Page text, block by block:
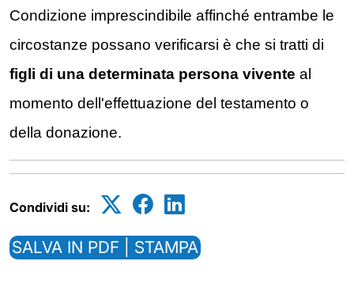
Condizione imprescindibile affinché entrambe le
circostanze possano verificarsi è che si tratti di
figli di una determinata persona vivente al
momento dell'effettuazione del testamento o
della donazione.
Condividi su:
SALVA IN PDF | STAMPA